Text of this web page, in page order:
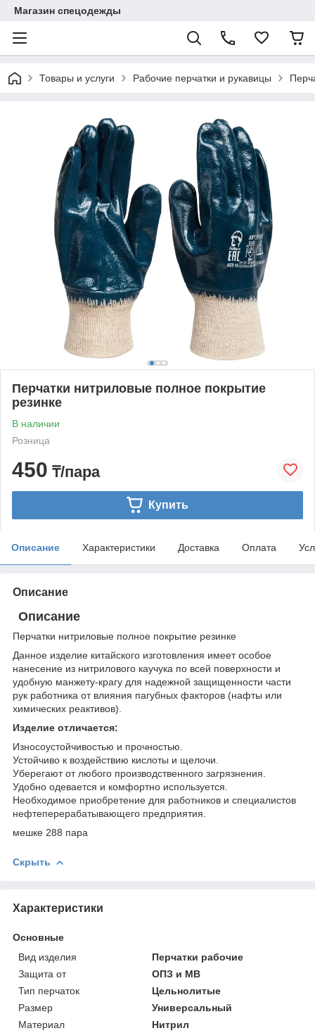
Магазин спецодежды
Товары и услуги Рабочие перчатки и рукавицы
Перчатки нитриловые полное покрытие
резинке
В наличии
Розница
450 ₸/пара
Купить
Описание Характеристики Доставка Оплата
Описание
Описание
Перчатки нитриловые полное покрытие резинке
Данное изделие китайского изготовления имеет особое
нанесение из нитрилового каучука по всей поверхности и
удобную манжету-крагу для надежной защищенности части
рук работника от влияния пагубных факторов (нафты или
химических реактивов).
Изделие отличается:
Износоустойчивостью и прочностью.
Устойчиво к воздействию кислоты и щелочи.
Уберегают от любого производственного загрязнения.
Удобно одевается и комфортно используется.
Необходимое приобретение для работников и специалистов
нефтеперерабатывающего предприятия.
мешке 288 пара
Скрыть
Характеристики
Основные
Вид изделия
Перчатки рабочие
Защита от
ОПЗ и МВ
Тип перчаток
Цельнолитые
Размер
Универсальный
Материал
Нитрил